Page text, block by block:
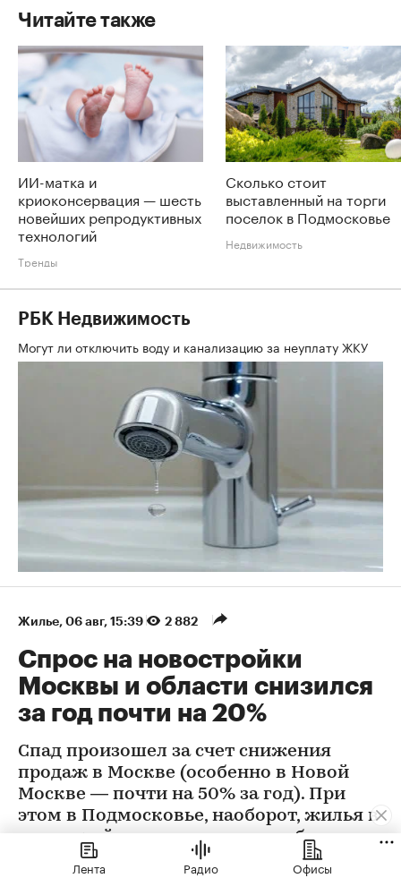
Читайте также
ИИ-матка и
криоконсервация — шесть
новейших репродуктивных
технологий
Тренды
Сколько стоит
выставленный на торги
поселок в Подмосковье
Недвижимость
РБК Недвижимость
Могут ли отключить воду и канализацию за неуплату ЖКУ
Жилье⁠, 06 авг, 15:39 2 882
Спрос на новостройки
Москвы и области снизился
за год почти на 20%
Спад произошел за счет снижения
продаж в Москве (особенно в Новой
Москве — почти на 50% за год). При
этом в Подмосковье, наоборот, жилья в
новостройках стали покупать больше
Лента
Радио Офисы